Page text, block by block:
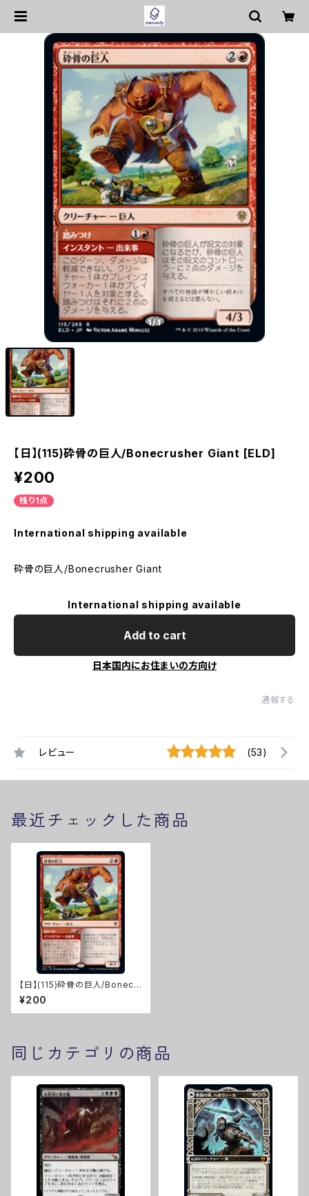
1/1
【日】(115)砕骨の巨人/Bonecrusher Giant [ELD]
¥200
残り1点
International shipping available
砕骨の巨人/Bonecrusher Giant
International shipping available
Add to cart
日本国内にお住まいの方向け
通報する
レビュー (53)
最近チェックした商品
【日】(115)砕骨の巨人/Bonecr
usher Giant [ELD]
¥200
同じカテゴリの商品